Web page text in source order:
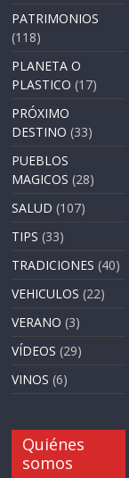
PATRIMONIOS
(118)
PLANETA O
PLASTICO (17)
PRÓXIMO
DESTINO (33)
PUEBLOS
MAGICOS (28)
SALUD (107)
TIPS (33)
TRADICIONES (40)
VEHICULOS (22)
VERANO (3)
VÍDEOS (29)
VINOS (6)
Quiénes
somos